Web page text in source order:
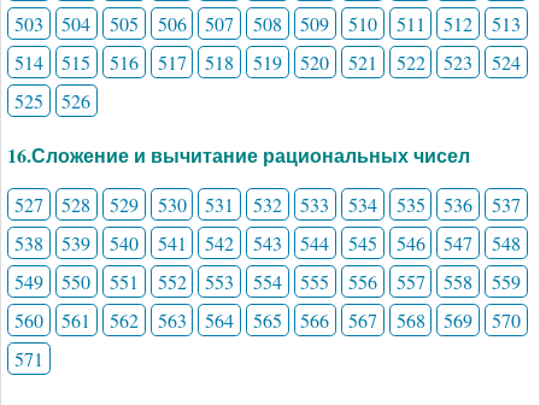
503
504 505 506 507 508 509 510 511 512
513
514
515 516 517 518 519 520 521 522 523
524
525
526
16.Сложение и вычитание рациональных чисел
527 528 529 530 531 532 533 534 535 536
537
538
539 540 541 542 543 544 545 546 547
548
549
550 551 552 553 554 555 556 557 558
559
560
561 562 563 564 565 566 567 568 569
570
571